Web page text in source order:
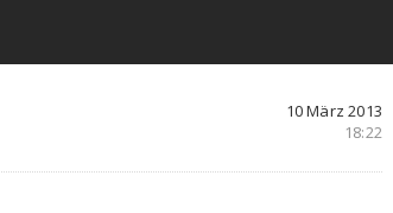
10 März 2013
18:22